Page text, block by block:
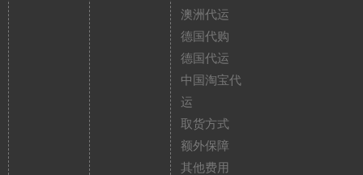
澳洲代运
德国代购
德国代运
中国淘宝代
运
取货方式
额外保障
其他费用